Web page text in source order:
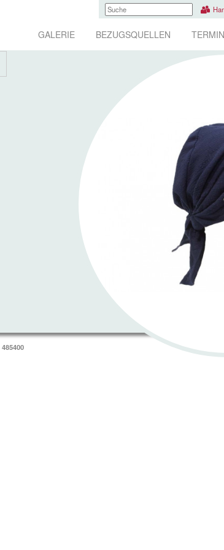
GALERIE BEZUGSQUELLEN
485400